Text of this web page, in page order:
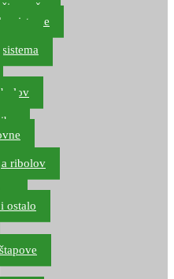
mreže
sisteme
ribolov
ostalo